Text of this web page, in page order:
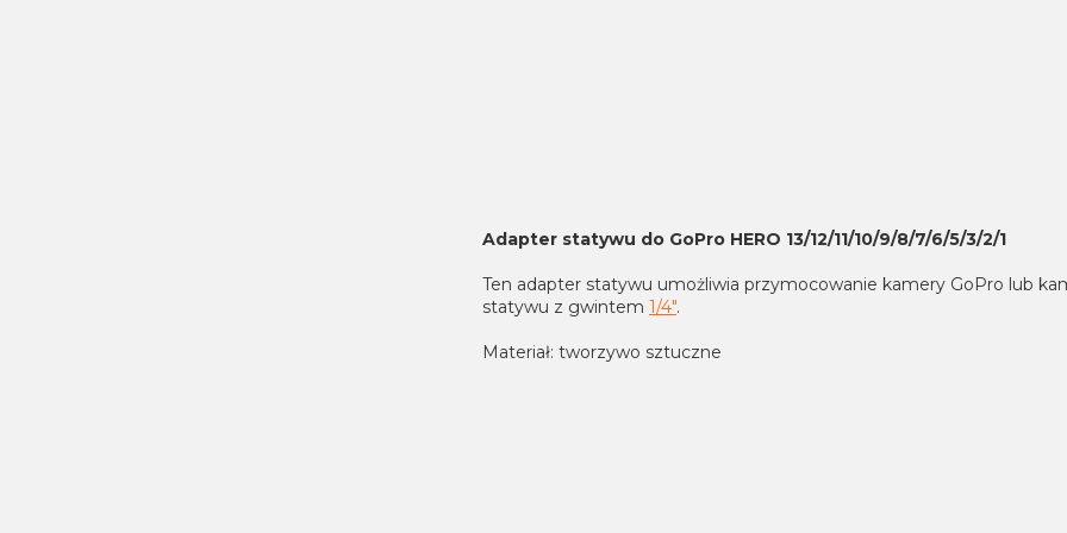
Adapter statywu do GoPro HERO 13/12/11/10/9/8/7/6/5/3/2/1
Ten adapter statywu umożliwia przymocowanie kamery GoPro lub
statywu z gwintem 1/4".
Materiał: tworzywo sztuczne